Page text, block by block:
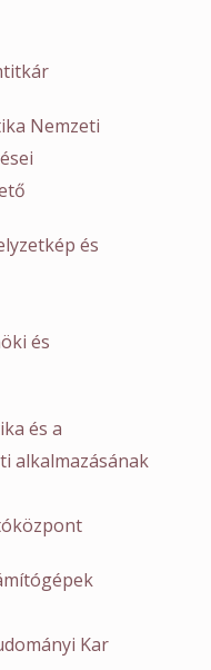
Nemzeti
és
és
és a
alkalmazásának
Kar